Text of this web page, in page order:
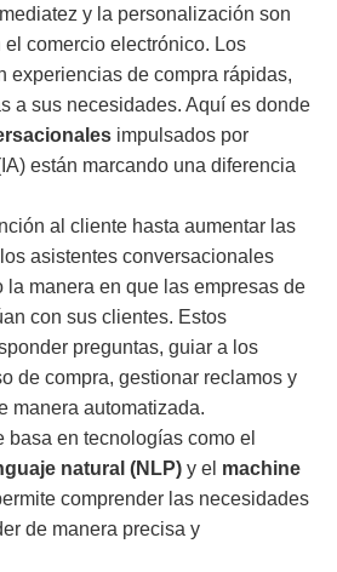
y la personalización son
comercio electrónico. Los
experiencias de compra rápidas,
a sus necesidades. Aquí es donde
impulsados por
están marcando una diferencia
al cliente hasta aumentar las
asistentes conversacionales
manera en que las empresas de
con sus clientes. Estos
preguntas, guiar a los
de compra, gestionar reclamos y
manera automatizada.
basa en tecnologías como el
natural (NLP) y el machine
comprender las necesidades
de manera precisa y